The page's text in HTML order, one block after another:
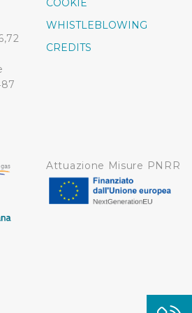
COOKIE
WHISTLEBLOWING
CREDITS
Attuazione Misure PNRR